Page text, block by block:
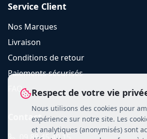
Service Client
Nos Marques
Livraison
Conditions de retour
Paiements sécurisés
FAQ
Contact
Respect de votre vie
Nous utilisons des cookies pour
expérience sur notre site. Les
et analytiques (anonymisés) sont